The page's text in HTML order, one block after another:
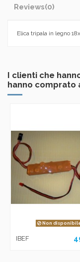
Reviews(0)
Elica tripala in legno
I clienti che
hanno comprato
Non
IBEF